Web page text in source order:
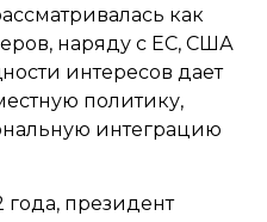
как
наряду с ЕС, США
интересов дает
политику,
интеграцию
года, президент